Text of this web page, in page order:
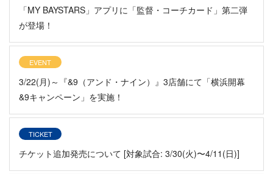
「MY BAYSTARS」アプリに「監督・コーチカード」第二弾
が登場！
EVENT
3/22(月)～『&9（アンド・ナイン）』3店舗にて「横浜開幕
&9キャンペーン」を実施！
TICKET
チケット追加発売について [対象試合: 3/30(火)〜4/11(日)]